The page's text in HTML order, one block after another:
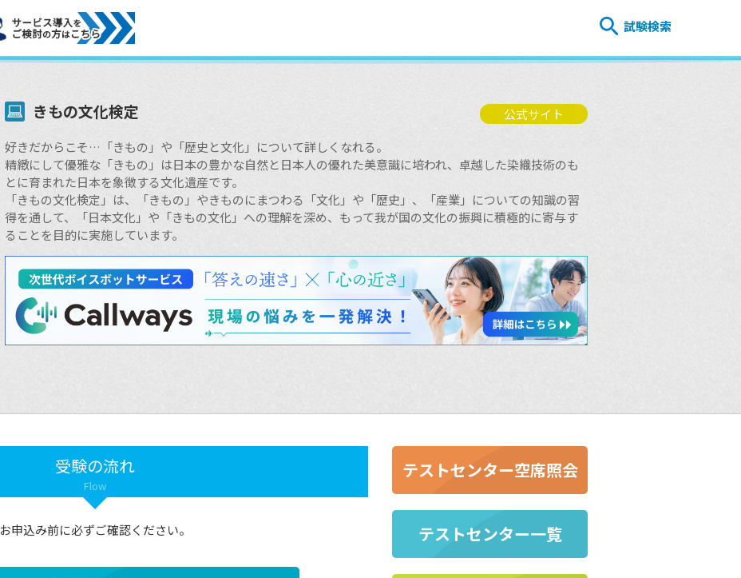
試験検索
公式サイト
きもの文化検定
好きだからこそ…「きもの」や「歴史と文化」について詳しくなれる。
精緻にして優雅な「きもの」は日本の豊かな自然と日本人の優れた美意識に培われ、卓越した染織技術のも
とに育まれた日本を象徴する文化遺産です。
「きもの文化検定」は、「きもの」やきものにまつわる「文化」や「歴史」、「産業」についての知識の習
得を通して、「日本文化」や「きもの文化」への理解を深め、もって我が国の文化の振興に積極的に寄与す
ることを目的に実施しています。
受験の流れ
Flow
お申込み前に必ずご確認ください。
テストセンター空席照会
テストセンター一覧